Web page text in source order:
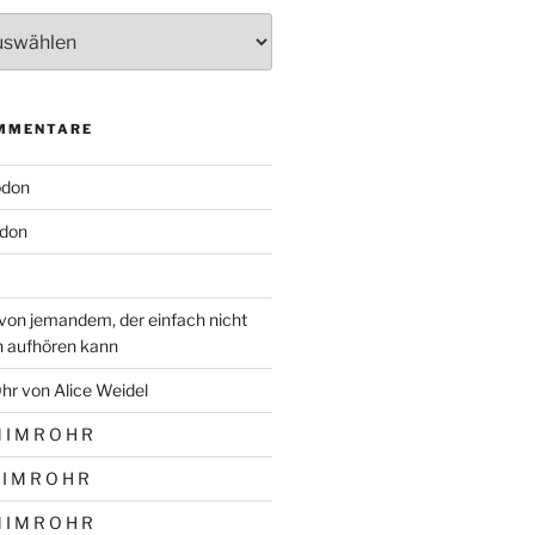
jemandem, der einfach nicht
aufhören kann
von Alice Weidel
I M R O H R
M R O H R
I M R O H R